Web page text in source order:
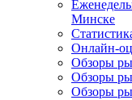
Минске
Онлайн-
Обзоры
Обзоры
Обзоры